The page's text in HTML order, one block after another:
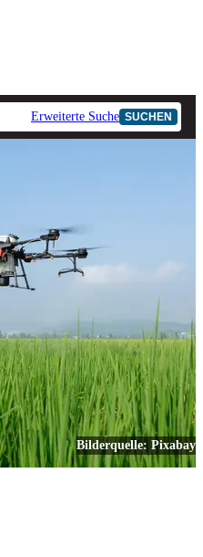
Ad-Hoc-Meldungen
Erweiterte Suche SUCHEN
Bilderquelle: Pixabay